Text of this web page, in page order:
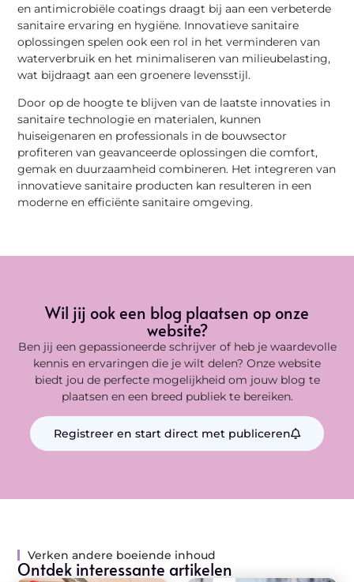
en antimicrobiële coatings draagt bij aan een verbeterde
sanitaire ervaring en hygiëne. Innovatieve sanitaire
oplossingen spelen ook een rol in het verminderen van
waterverbruik en het minimaliseren van milieubelasting,
wat bijdraagt aan een groenere levensstijl.
Door op de hoogte te blijven van de laatste innovaties in
sanitaire technologie en materialen, kunnen
huiseigenaren en professionals in de bouwsector
profiteren van geavanceerde oplossingen die comfort,
gemak en duurzaamheid combineren. Het integreren van
innovatieve sanitaire producten kan resulteren in een
moderne en efficiënte sanitaire omgeving.
Wil jij ook een blog plaatsen op onze
website?
Ben jij een gepassioneerde schrijver of heb je waardevolle
kennis en ervaringen die je wilt delen? Onze website
biedt jou de perfecte mogelijkheid om jouw blog te
plaatsen en een breed publiek te bereiken.
Registreer en start direct met publiceren
Verken andere boeiende inhoud
Ontdek interessante artikelen